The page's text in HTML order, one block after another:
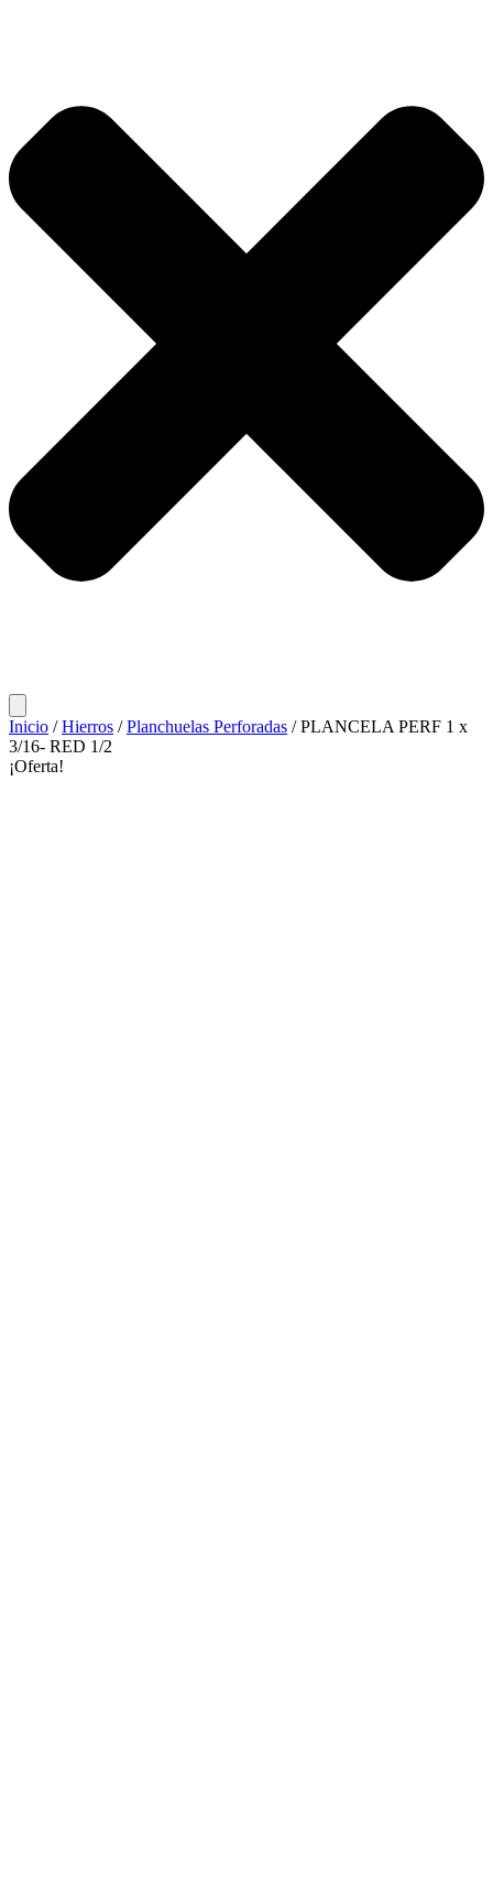
Inicio /Hierros /Planchuelas Perforadas / PLANCELA PERF 1 x
3/16- RED 1/2
¡Oferta!